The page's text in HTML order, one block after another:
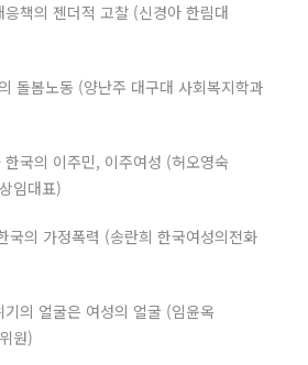
책의 젠더적 고찰 (신경아 한림대
돌봄노동 (양난주 대구대 사회복지학과
국의 이주민, 이주여성 (허오영숙
임대표)
의 가정폭력 (송란희 한국여성의전화
의 얼굴은 여성의 얼굴 (임윤옥
원)